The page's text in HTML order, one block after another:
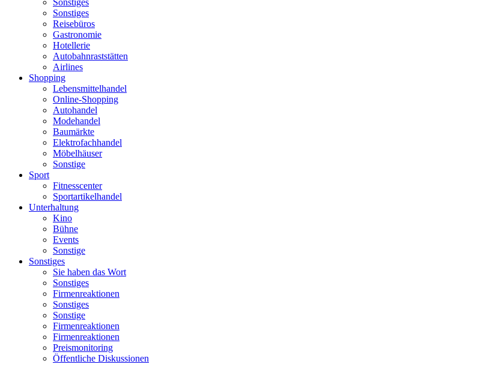
Sonstiges
Sonstiges
Reisebüros
Gastronomie
Hotellerie
Autobahnraststätten
Airlines
Shopping
Lebensmittelhandel
Online-Shopping
Autohandel
Modehandel
Baumärkte
Elektrofachhandel
Möbelhäuser
Sonstige
Sport
Fitnesscenter
Sportartikelhandel
Unterhaltung
Kino
Bühne
Events
Sonstige
Sonstiges
Sie haben das Wort
Sonstiges
Firmenreaktionen
Sonstiges
Sonstige
Firmenreaktionen
Firmenreaktionen
Preismonitoring
Öffentliche Diskussionen